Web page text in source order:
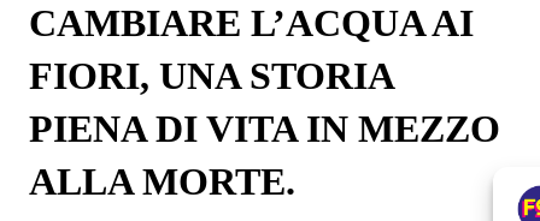
CAMBIARE L’ACQUA AI
FIORI, UNA STORIA
PIENA DI VITA IN MEZZO
ALLA MORTE.